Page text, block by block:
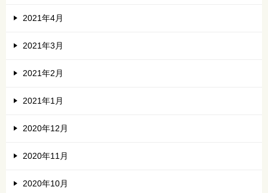
2021年4月
2021年3月
2021年2月
2021年1月
2020年12月
2020年11月
2020年10月